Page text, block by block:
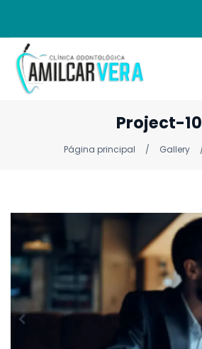
Project-10
Página principal Gallery